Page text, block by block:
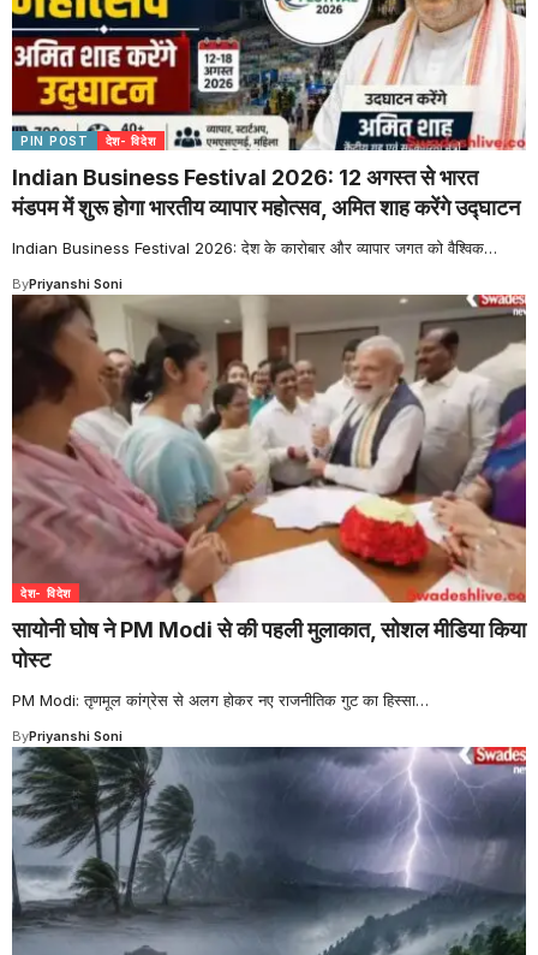
PIN POST देश- विदेश
Indian Business Festival 2026: 12 अगस्त से भारत
मंडपम में शुरू होगा भारतीय व्यापार महोत्सव, अमित शाह करेंगे उद्घाटन
Indian Business Festival 2026: देश के कारोबार और व्यापार जगत को वैश्विक…
ByPriyanshi Soni
देश- विदेश
सायोनी घोष ने PM Modi से की पहली मुलाकात, सोशल मीडिया किया
पोस्ट
PM Modi: तृणमूल कांग्रेस से अलग होकर नए राजनीतिक गुट का हिस्सा…
ByPriyanshi Soni